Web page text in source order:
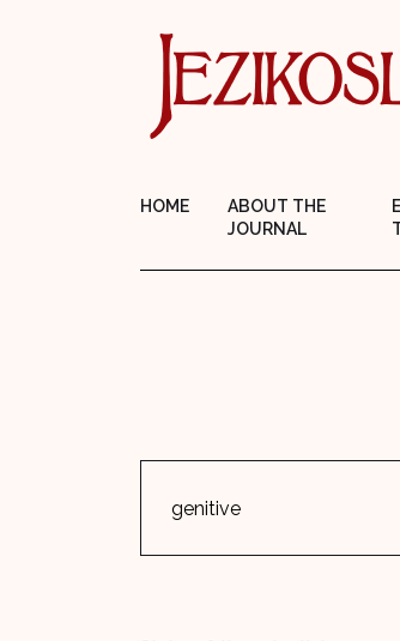
HOME
ABOUT THE
JOURNAL